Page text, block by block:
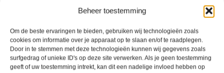
Beheer toestemming
Om de beste ervaringen te bieden, gebruiken wij technologieën zoals
cookies om informatie over je apparaat op te slaan en/of te raadplegen.
Door in te stemmen met deze technologieën kunnen wij gegevens zoals
surfgedrag of unieke ID's op deze site verwerken. Als je geen toestemming
geeft of uw toestemming intrekt, kan dit een nadelige invloed hebben op
boekt deze reis direct bij onze
PRIJZEN EN BOEKEN
Susanna. U boekt deze reis direct bij
onze partner Sunweb. Nu vanaf
PRIJZEN EN BOEKEN